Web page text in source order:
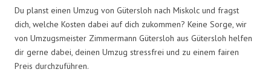
Du planst einen Umzug von Gütersloh nach Miskolc und fragst
dich, welche Kosten dabei auf dich zukommen? Keine Sorge, wir
von Umzugsmeister Zimmermann Gütersloh aus Gütersloh helfen
dir gerne dabei, deinen Umzug stressfrei und zu einem fairen
Preis durchzuführen.